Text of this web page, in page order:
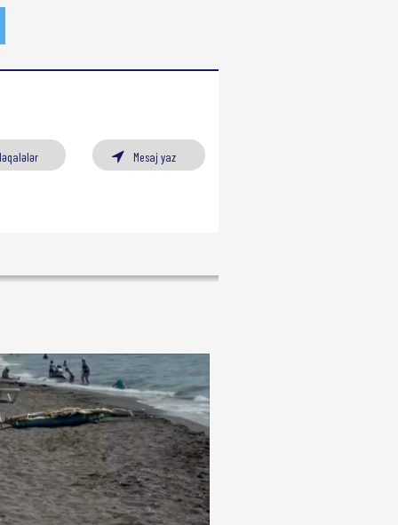
Mesaj yaz